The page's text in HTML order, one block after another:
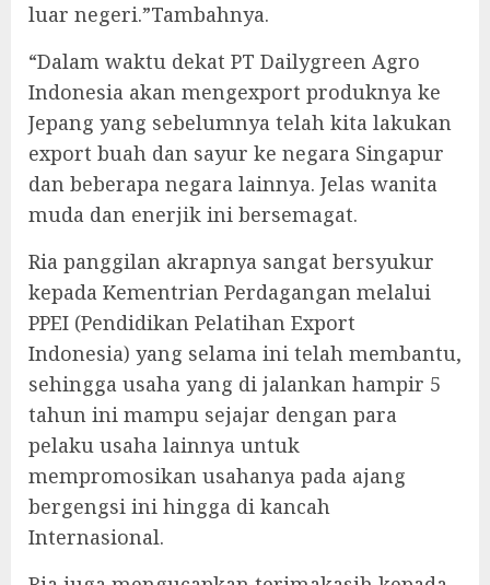
luar negeri.”Tambahnya.
“Dalam waktu dekat PT Dailygreen Agro
Indonesia akan mengexport produknya ke
Jepang yang sebelumnya telah kita lakukan
export buah dan sayur ke negara Singapur
dan beberapa negara lainnya. Jelas wanita
muda dan enerjik ini bersemagat.
Ria panggilan akrapnya sangat bersyukur
kepada Kementrian Perdagangan melalui
PPEI (Pendidikan Pelatihan Export
Indonesia) yang selama ini telah membantu,
sehingga usaha yang di jalankan hampir 5
tahun ini mampu sejajar dengan para
pelaku usaha lainnya untuk
mempromosikan usahanya pada ajang
bergengsi ini hingga di kancah
Internasional.